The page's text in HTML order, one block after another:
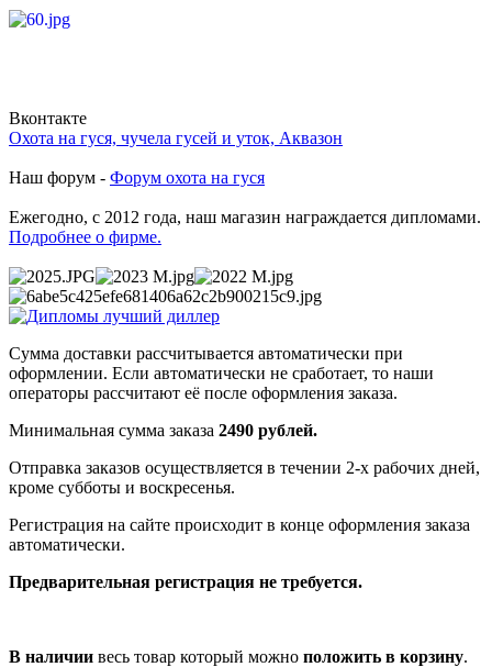
Вконтакте
Охота на гуся, чучела гусей и уток, Аквазон
Наш форум - Форум охота на гуся
Ежегодно, с 2012 года, наш магазин награждается дипломами.
Подробнее о фирме.
Сумма доставки рассчитывается автоматически при
оформлении. Если автоматически не сработает, то наши
операторы рассчитают её после оформления заказа.
Минимальная сумма заказа 2490 рублей.
Отправка заказов осуществляется в течении 2-х рабочих дней,
кроме субботы и воскресенья.
Регистрация на сайте происходит в конце оформления заказа
автоматически.
Предварительная регистрация не требуется.
В наличии весь товар который можно положить в корзину.